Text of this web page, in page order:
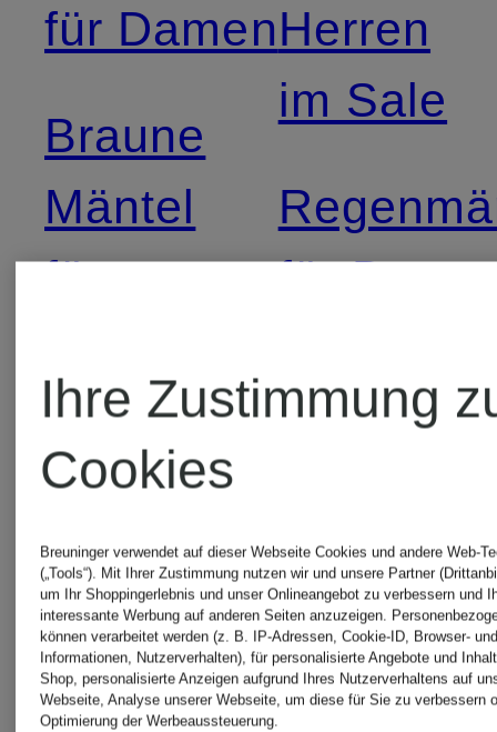
für Damen
Braune
Mäntel
für
Daunenmäntel
Daunenmäntel
für Herren
Herren
im Sale
für
Rosa
Rote
Mäntel
für
Ihre Zustimmung
Cookies
Breuninger verwendet auf dieser Webseite Cookies und andere Web-
(„Tools“). Mit Ihrer Zustimmung nutzen wir und unsere Partner
um Ihr Shoppingerlebnis und unser Onlineangebot zu verbessern und
interessante Werbung auf anderen Seiten anzuzeigen.
können verarbeitet werden (z. B. IP-Adressen, Cookie-ID, Browser-
Informationen, Nutzerverhalten), für personalisierte Angebote und
Shop, personalisierte Anzeigen aufgrund Ihres Nutzerverhaltens auf
Webseite, Analyse unserer Webseite, um diese für Sie zu verbessern
Optimierung der Werbeaussteuerung.